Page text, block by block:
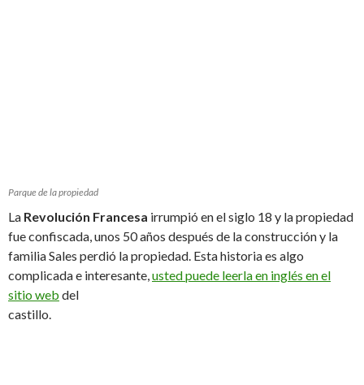
Parque de la propiedad
La Revolución Francesa irrumpió en el siglo 18 y la propiedad
fue confiscada, unos 50 años después de la construcción y la
familia Sales perdió la propiedad. Esta historia es algo
complicada e interesante,usted puede leerla en inglés en el
sitio web del
castillo.